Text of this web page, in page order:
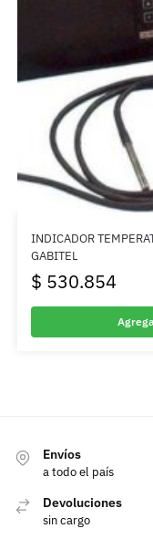
INDICADOR
GABITEL
$ 530.854
Envíos
a todo el país
Devoluciones
sin cargo